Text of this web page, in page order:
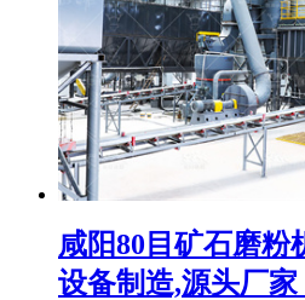
咸阳80目矿石磨粉
设备制造,源头厂家